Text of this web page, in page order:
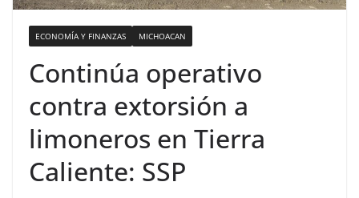
ECONOMÍA Y FINANZAS MICHOACAN
Continúa operativo
contra extorsión a
limoneros en Tierra
Caliente: SSP